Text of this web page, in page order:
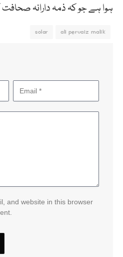
ہوا ہے جو کہ ذمہ دارانہ
ali pervaiz malik
solar
and website in this browser